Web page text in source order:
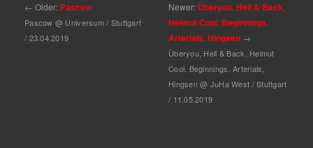
← Older: Pascow
Pascow @ Universum / Stuttgart
/ 23.04.2019
Newer: Überyou, Hell & Back,
Helmut Cool, Beginnings,
Arterials, Hingsen →
Überyou, Hell & Back, Helmut
Cool, Beginnings, Arterials,
Hingsen @ JuHa West / Stuttgart
/ 11.05.2019